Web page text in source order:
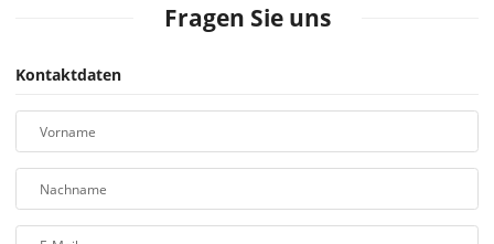
Fragen Sie uns
Kontaktdaten
Vorname
Nachname